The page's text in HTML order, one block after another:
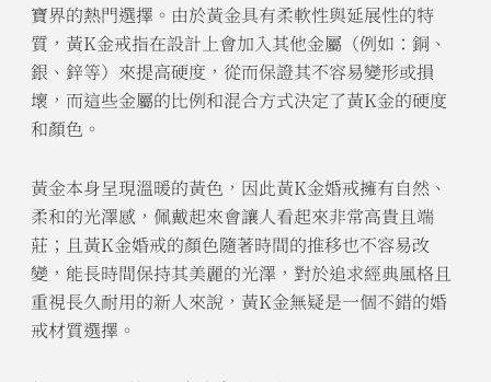
寶界的熱門選擇。由於黃金具有柔軟性與延展性的特
質，黃K金戒指在設計上會加入其他金屬（例如：銅、
銀、鋅等）來提高硬度，從而保證其不容易變形或損
壞，而這些金屬的比例和混合方式決定了黃K金的硬度
和顏色。
黃金本身呈現溫暖的黃色，因此黃K金婚戒擁有自然、
柔和的光澤感，佩戴起來會讓人看起來非常高貴且端
莊；且黃K金婚戒的顏色隨著時間的推移也不容易改
變，能長時間保持其美麗的光澤，對於追求經典風格且
重視長久耐用的新人來說，黃K金無疑是一個不錯的婚
戒材質選擇。